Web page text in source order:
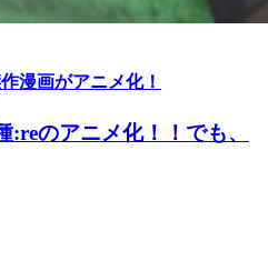
漫画がアニメ化！
のアニメ化！！でも、